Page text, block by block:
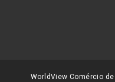
WorldView Comércio